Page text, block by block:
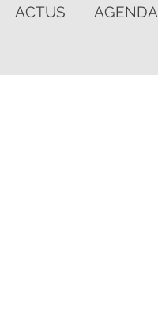
ACTUS AGENDA